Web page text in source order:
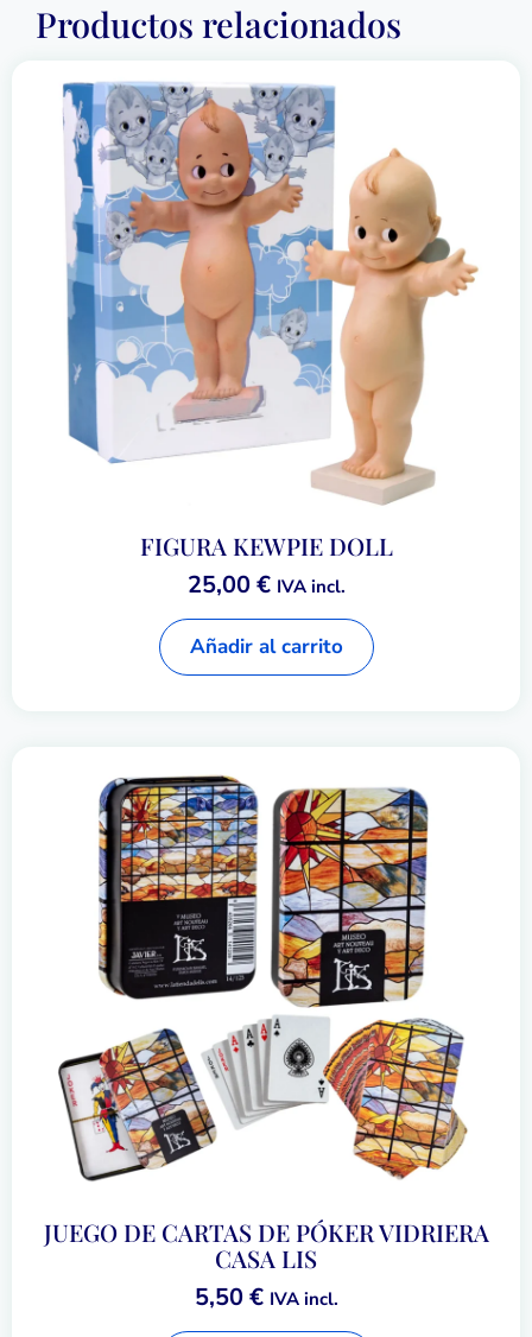
Productos relacionados
FIGURA KEWPIE DOLL
25,00€ IVA incl.
Añadir al carrito
JUEGO DE CARTAS DE PÓKER VIDRIERA
CASA LIS
5,50€ IVA incl.